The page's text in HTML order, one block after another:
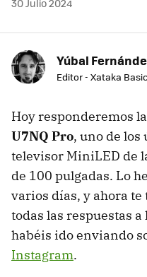
30 Julio 2024
Yúbal
Editor - Xataka
Hoy responderemos
U7NQ Pro, uno de los
televisor MiniLED de
de 100 pulgadas. Lo
varios días, y ahora
todas las respuestas
habéis ido enviando
Instagram.